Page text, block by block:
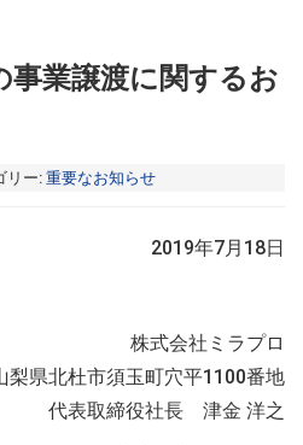
事業譲渡に関するお
リー: 重要なお知らせ
2019年7月 18日
株式会社ミラプロ
梨県北杜市須玉町穴平1100番地
代表取締役社長 津金 洋之